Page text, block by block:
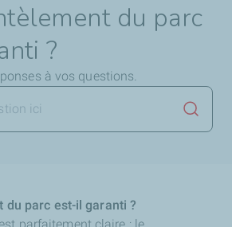
du parc
?
à vos questions.
du parc est-il garanti ?